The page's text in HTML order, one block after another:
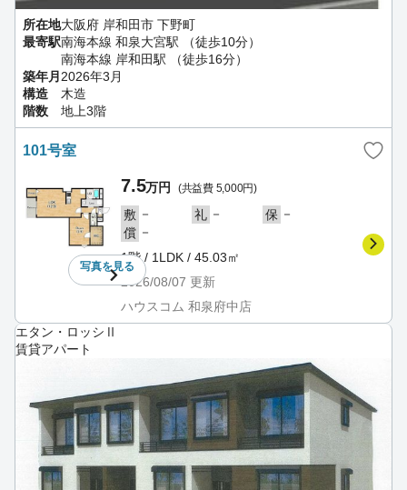
所在地大阪府 岸和田市 下野町
最寄駅南海本線 和泉大宮駅 （徒歩10分）
南海本線 岸和田駅 （徒歩16分）
築年月 2026年3月
構造
木造
階数
地上3階
101号室
写真を見る
7.5万円 (共益費 5,000円)
敷 － 礼 － 保 －
償 －
1階 / 1LDK / 45.03㎡
2026/08/07 更新
ハウスコム 和泉府中店
エタン・ロッシⅡ
賃貸アパート